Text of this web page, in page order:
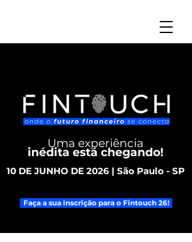
Uma experiência
inédita está chegando!
10 DE JUNHO DE 2026 | São Paulo - SP
Faça a sua inscrição para o Fintouch 26!